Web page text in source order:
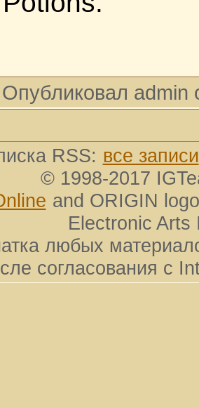
Опубликовал admin
RSS: все записи
© 1998-2017
and ORIGIN
Electronic Arts
любых
согласования с